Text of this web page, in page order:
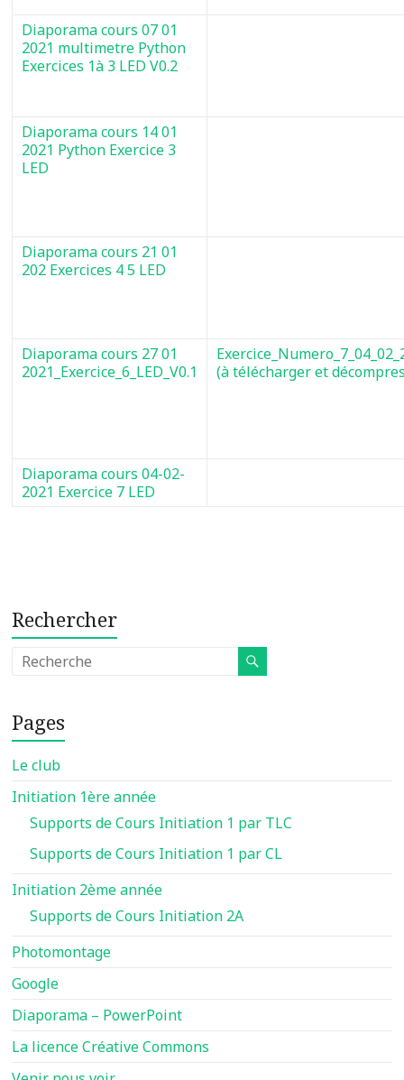
Diaporama cours 07 01
2021 multimetre Python
Exercices 1à 3 LED V0.2
Diaporama cours 14 01
2021 Python Exercice 3
LED
Diaporama cours 21 01
202 Exercices 4 5 LED
Diaporama cours 27 01
2021_Exercice_6_LED_V0.1
(à télécharger et
Diaporama cours 04-02-
2021 Exercice 7 LED
Rechercher
Pages
Le club
Initiation 1ère année
Supports de Cours Initiation 1 par TLC
Supports de Cours Initiation 1 par CL
Initiation 2ème année
Supports de Cours Initiation 2A
Photomontage
Google
Diaporama – PowerPoint
La licence Créative Commons